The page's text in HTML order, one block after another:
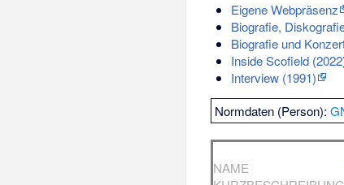
Eigene Webpräsenz
Biografie,
Biografie und
Inside Scofield
Interview (1991)
Normdaten (Person):
NAME